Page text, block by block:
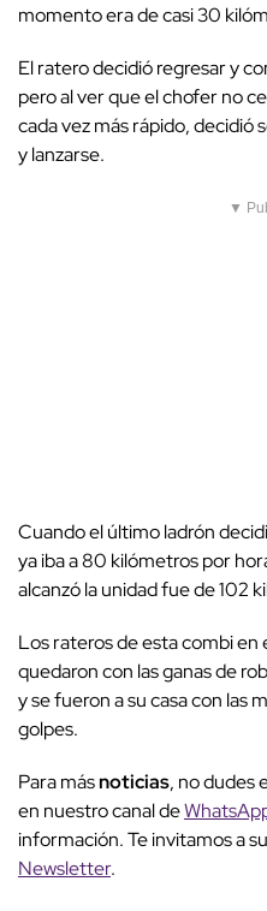
momento era de casi 30
El ratero decidió regresar y
pero al ver que el chofer no
cada vez más rápido, decidió
y lanzarse.
▼
Cuando el último ladrón
ya iba a 80 kilómetros por
alcanzó la unidad fue de 102
Los rateros de esta combi en
quedaron con las ganas de
y se fueron a su casa con las
golpes.
Para másnoticias, no dudes
en nuestro canal de
información. Te invitamos a
Newsletter.